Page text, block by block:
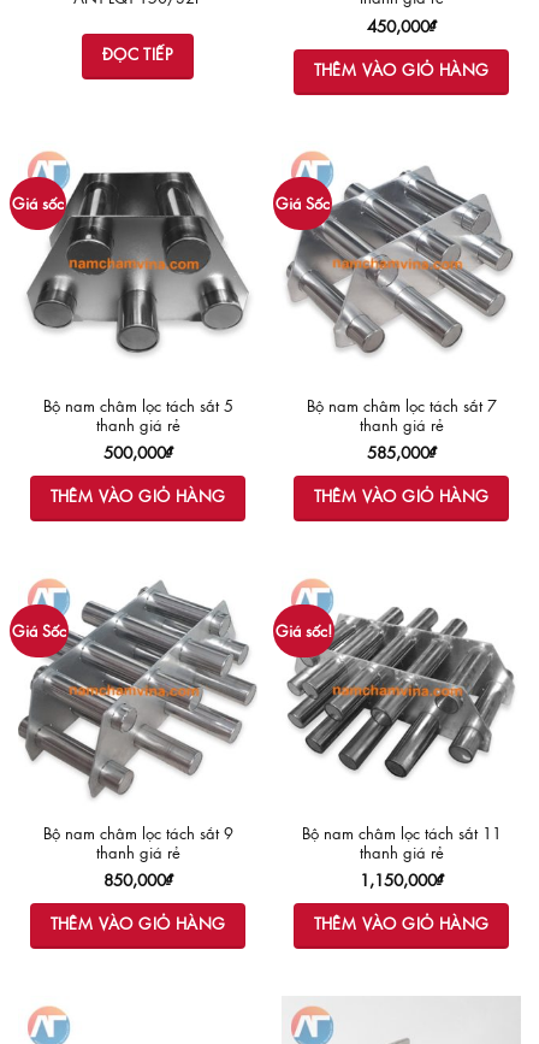
ĐỌC TIẾP
450,000₫
THÊM VÀO GIỎ HÀNG
Giá sốc
Bộ nam châm lọc tách sắt 5
thanh giá rẻ
500,000₫
THÊM VÀO GIỎ HÀNG
Giá Sốc
Bộ nam châm lọc tách sắt 7
thanh giá rẻ
585,000₫
THÊM VÀO GIỎ HÀNG
Giá Sốc
Bộ nam châm lọc tách sắt 9
thanh giá rẻ
850,000₫
THÊM VÀO GIỎ HÀNG
Giá sốc!
Bộ nam châm lọc tách sắt 11
thanh giá rẻ
1,150,000₫
THÊM VÀO GIỎ HÀNG